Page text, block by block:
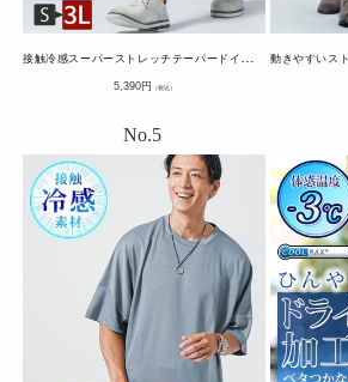
接
触冷感スーパーストレッチテーパードイージークロップドパンツ
通
常
5,390円 （税込）